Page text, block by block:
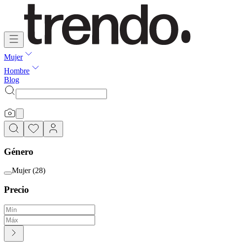
Mujer
Hombre
Blog
Género
Mujer (28)
Precio